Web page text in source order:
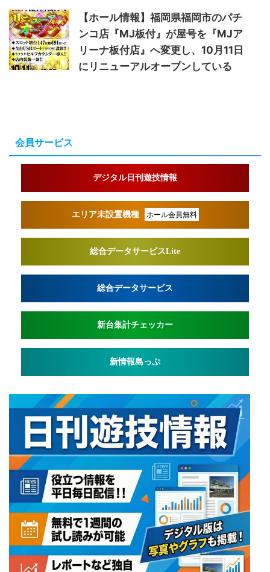
【ホール情報】福岡県福岡市のパチ
ンコ店『MJ板付』が屋号を『MJア
リーナ板付店』へ変更し、10月11日
にリニューアルオープンしている
会員サービス
デジタル日刊遊技情報
エリア未設置機種 ホール会員無料
総合データサービスLite
総合データサービス
新台集計チェッカー
新情報島っぷ